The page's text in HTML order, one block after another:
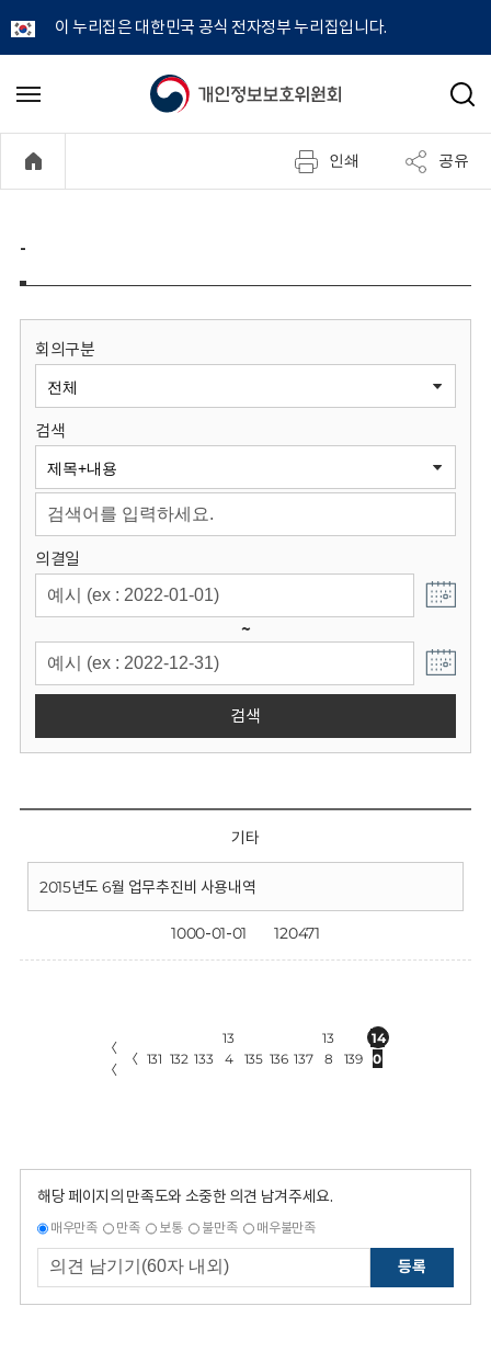
이 누리집은 대한민국 공식 전자정부 누리집입니다.
개
정
보
원
회
메
기
검
인쇄 공유
-
회의구분
검색
의결일
~
검색
기타
2015년도 6월 업무추진비 사용내역
1000-01-01 120471
〈
〈
〈 131 132 133
13
4
135 136 137
13
8
139
14
0
해당 페이지의 만족도와 소중한 의견 남겨주세요.
매우만족 만족 보통 불만족 매우불만족
등록